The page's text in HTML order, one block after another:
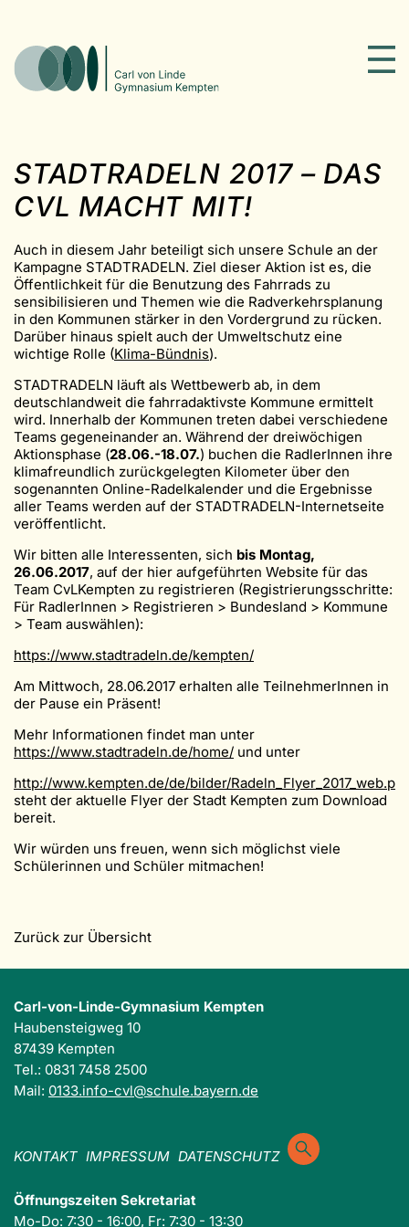
STADTRADELN 2017 – DAS
CVL MACHT MIT!
Auch in diesem Jahr beteiligt sich unsere Schule an der
Kampagne STADTRADELN. Ziel dieser Aktion ist es, die
Öffentlichkeit für die Benutzung des Fahrrads zu
sensibilisieren und Themen wie die Radverkehrsplanung
in den Kommunen stärker in den Vordergrund zu rücken.
Darüber hinaus spielt auch der Umweltschutz eine
wichtige Rolle (Klima-Bündnis).
STADTRADELN läuft als Wettbewerb ab, in dem
deutschlandweit die fahrradaktivste Kommune ermittelt
wird. Innerhalb der Kommunen treten dabei verschiedene
Teams gegeneinander an. Während der dreiwöchigen
Aktionsphase (28.06.-18.07.) buchen die RadlerInnen ihre
klimafreundlich zurückgelegten Kilometer über den
sogenannten Online-Radelkalender und die Ergebnisse
aller Teams werden auf der STADTRADELN-Internetseite
veröffentlicht.
Wir bitten alle Interessenten, sich bis Montag,
26.06.2017, auf der hier aufgeführten Website für das
Team CvLKempten zu registrieren (Registrierungsschritte:
Für RadlerInnen > Registrieren > Bundesland > Kommune
> Team auswählen):
https://www.stadtradeln.de/kempten/
Am Mittwoch, 28.06.2017 erhalten alle TeilnehmerInnen in
der Pause ein Präsent!
Mehr Informationen findet man unter
https://www.stadtradeln.de/home/ und unter
http://www.kempten.de/de/bilder/Radeln_Flyer_2017_web.pdf
steht der aktuelle Flyer der Stadt Kempten zum Download
bereit.
Wir würden uns freuen, wenn sich möglichst viele
Schülerinnen und Schüler mitmachen!
Zurück zur Übersicht
Carl-von-Linde-Gymnasium Kempten
Haubensteigweg 10
87439 Kempten
Tel.: 0831 7458 2500
Mail: 0133.info-cvl@schule.bayern.de
KONTAKT IMPRESSUM DATENSCHUTZ
Öffnungszeiten Sekretariat
Mo-Do: 7:30 - 16:00, Fr: 7:30 - 13:30